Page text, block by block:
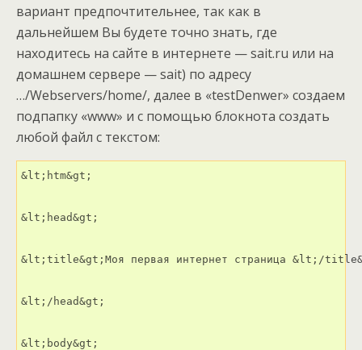
вариант предпочтительнее, так как в
дальнейшем Вы будете точно знать, где
находитесь на сайте в интернете — sait.ru или на
домашнем сервере — sait) по адресу
…/Webservers/home/, далее в «testDenwer» создаем
подпапку «www» и с помощью блокнота создать
любой файл с текстом:
&lt;htm&gt;
&lt;head&gt;
&lt;title&gt;Моя первая интернет страница &lt;/
&lt;/head&gt;
&lt;body&gt;